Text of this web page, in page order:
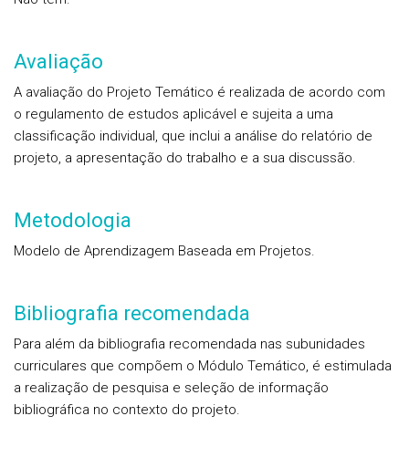
Avaliação
A avaliação do Projeto Temático é realizada de acordo com
o regulamento de estudos aplicável e sujeita a uma
classificação individual, que inclui a análise do relatório de
projeto, a apresentação do trabalho e a sua discussão.
Metodologia
Modelo de Aprendizagem Baseada em Projetos.
Bibliografia recomendada
Para além da bibliografia recomendada nas subunidades
curriculares que compõem o Módulo Temático, é estimulada
a realização de pesquisa e seleção de informação
bibliográfica no contexto do projeto.